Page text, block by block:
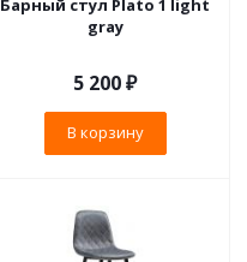
Барный стул Plato 1 light
gray
5 200₽
В корзину